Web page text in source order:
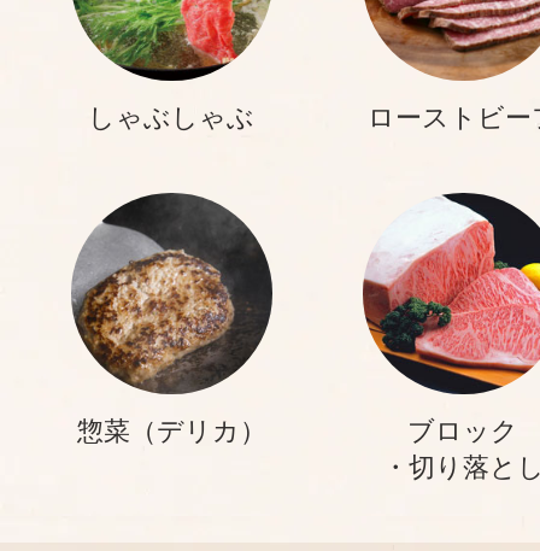
しゃぶしゃぶ ローストビー
惣菜（デリカ）
ブロック
・切り落と